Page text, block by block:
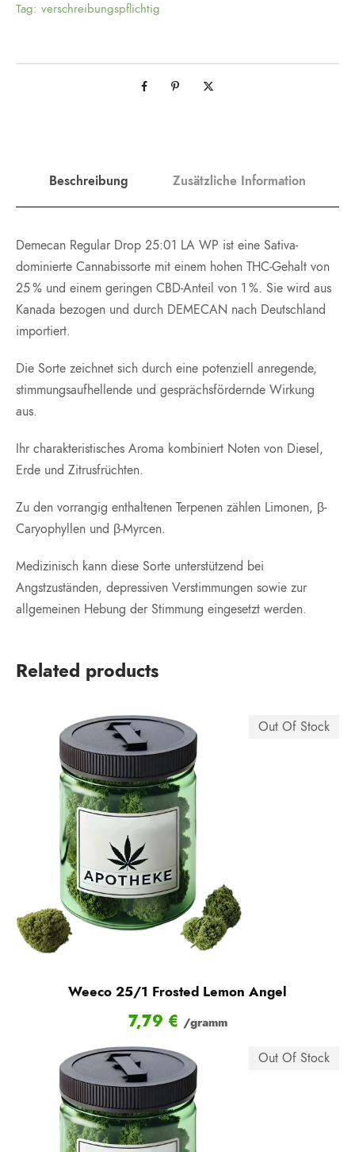
Tag: verschreibungspflichtig
Beschreibung Zusätzliche Information
Demecan Regular Drop 25:01 LA WP ist eine Sativa-
dominierte Cannabissorte mit einem hohen THC-Gehalt von
25 % und einem geringen CBD-Anteil von 1 %. Sie wird aus
Kanada bezogen und durch DEMECAN nach Deutschland
importiert.
Die Sorte zeichnet sich durch eine potenziell anregende,
stimmungsaufhellende und gesprächsfördernde Wirkung
aus.
Ihr charakteristisches Aroma kombiniert Noten von Diesel,
Erde und Zitrusfrüchten.
Zu den vorrangig enthaltenen Terpenen zählen Limonen, β-
Caryophyllen und β-Myrcen.
Medizinisch kann diese Sorte unterstützend bei
Angstzuständen, depressiven Verstimmungen sowie zur
allgemeinen Hebung der Stimmung eingesetzt werden.
Related products
Out Of Stock
Weeco 25/1 Frosted Lemon Angel
7,79 € /gramm
Out Of Stock